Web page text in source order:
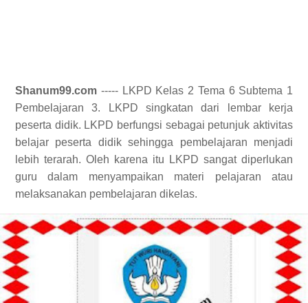
Shanum99.com ----- LKPD Kelas 2 Tema 6 Subtema 1
Pembelajaran 3. LKPD singkatan dari lembar kerja
peserta didik. LKPD berfungsi sebagai petunjuk aktivitas
belajar peserta didik sehingga pembelajaran menjadi
lebih terarah. Oleh karena itu LKPD sangat diperlukan
guru dalam menyampaikan materi pelajaran atau
melaksanakan pembelajaran dikelas.